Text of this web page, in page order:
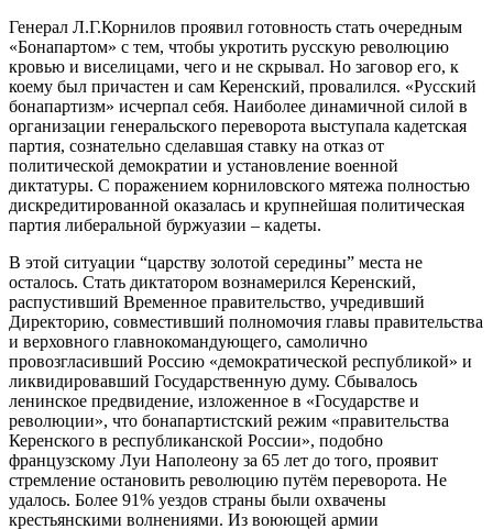
Генерал Л.Г.Корнилов проявил готовность стать очередным
«Бонапартом» с тем, чтобы укротить русскую революцию
кровью и виселицами, чего и не скрывал. Но заговор его, к
коему был причастен и сам Керенский, провалился. «Русский
бонапартизм» исчерпал себя. Наиболее динамичной силой в
организации генеральского пе­реворота выступала кадетская
партия, сознательно сделавшая ставку на отказ от
политической демократии и установление воен­ной
диктатуры. С поражением корниловского мятежа полностью
дискредитированной оказалась и крупнейшая политическая
партия либеральной буржуазии – кадеты.
В этой ситуации “царству золотой середины” места не
осталось. Стать диктатором вознамерился Керенский,
распустивший Временное правительство, учредивший
Директорию, совместивший полномочия главы правительства
и верховного главнокомандующего, самолично
провозгласивший Россию «демократической республикой» и
ликвидировавший Государственную думу. Сбывалось
ленинское предвидение, изложенное в «Государстве и
революции», что бонапартистский режим «правительства
Керенского в республиканской России», подобно
французскому Луи Наполеону за 65 лет до того, проявит
стремление остановить революцию путём переворота. Не
удалось. Более 91% уездов страны были охвачены
крестьянскими волнениями. Из воюющей армии